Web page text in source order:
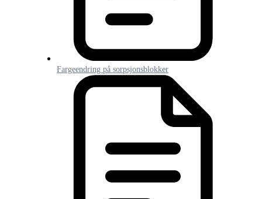
Fargeendring på sorpsjonsblokker